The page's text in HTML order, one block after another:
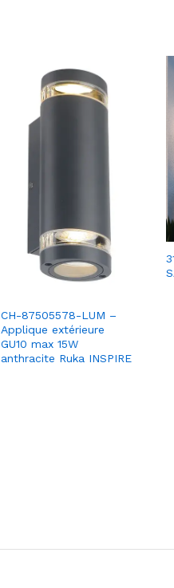
CH-87505578-LUM –
Applique extérieure
GU10 max 15W
anthracite Ruka INSPIRE